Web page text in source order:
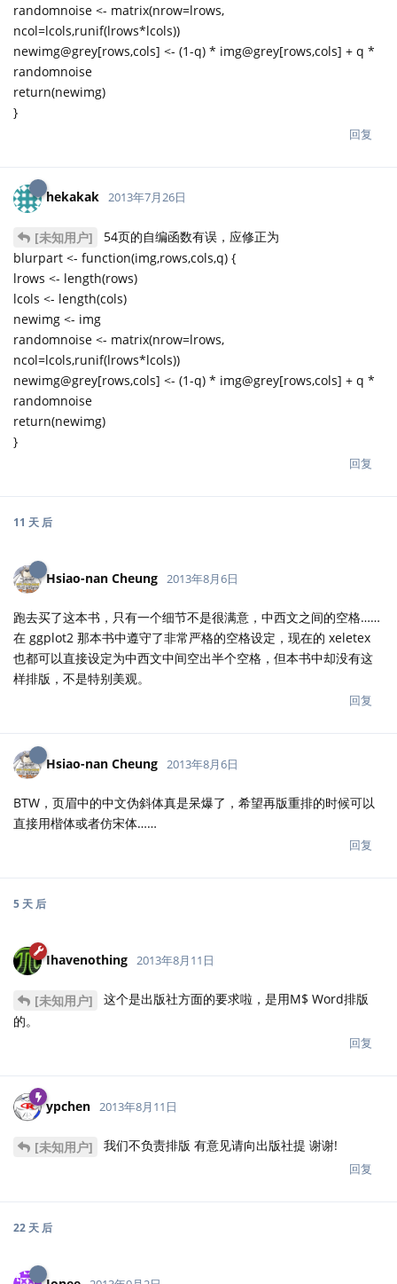
randomnoise <- matrix(nrow=lrows,
ncol=lcols,runif(lrows*lcols))
newimg@grey[rows,cols] <- (1-q) * img@grey[rows,cols] + q *
randomnoise
return(newimg)
}
回复
hekakak 2013年7月26日
[未知用户]
54页的自编函数有误，应修正为
blurpart <- function(img,rows,cols,q) {
lrows <- length(rows)
lcols <- length(cols)
newimg <- img
randomnoise <- matrix(nrow=lrows,
ncol=lcols,runif(lrows*lcols))
newimg@grey[rows,cols] <- (1-q) * img@grey[rows,cols] + q *
randomnoise
return(newimg)
}
回复
11 天 后
Hsiao-nan Cheung 2013年8月6日
跑去买了这本书，只有一个细节不是很满意，中西文之间的空格……
在 ggplot2 那本书中遵守了非常严格的空格设定，现在的 xeletex
也都可以直接设定为中西文中间空出半个空格，但本书中却没有这
样排版，不是特别美观。
回复
Hsiao-nan Cheung 2013年8月6日
BTW，页眉中的中文伪斜体真是呆爆了，希望再版重排的时候可以
直接用楷体或者仿宋体……
回复
5 天 后
Ihavenothing 2013年8月11日
[未知用户]
这个是出版社方面的要求啦，是用M$ Word排版
的。
回复
ypchen 2013年8月11日
[未知用户] 我们不负责排版 有意见请向出版社提 谢谢!
回复
22 天 后